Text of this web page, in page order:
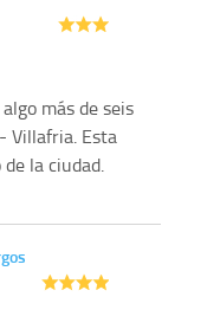
más de seis
Villafria. Esta
la ciudad.